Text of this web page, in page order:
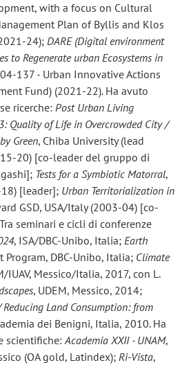
with a focus on Cultural
Plan of Byllis and Klos
24); DARE (Digital environment
to Regenerate urban Ecosystems in
137 - Urban Innovative Actions
Fund) (2021-22). Ha avuto
ricerche: Post Urban Living
Quality of Life in Overcrowded City /
Green, Chiba University (lead
20) [co-leader del gruppo di
Tests for a Symbiotic Matorral,
[leader]; Urban Territorialization in
GSD, USA/Italy (2003-04) [co-
seminari e cicli di conferenze
, ISA/DBC-Unibo, Italia; Earth
Program, DBC-Unibo, Italia; Climate
IUAV, Messico/Italia, 2017, con L.
, UDEM, Messico, 2014;
Land Consumption: from
dei Benigni, Italia, 2010. Ha
scientifiche:Academia XXII - UNAM,
(OA gold, Latindex); Ri-Vista,